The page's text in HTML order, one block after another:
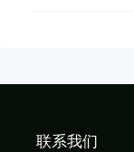
联系我们